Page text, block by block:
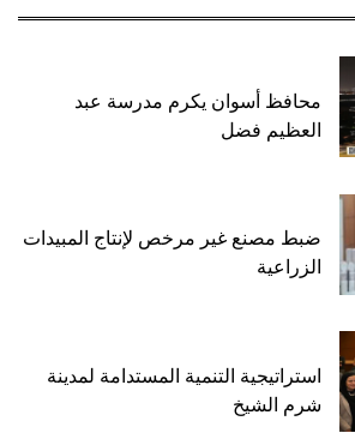
محافظ أسوان يكرم مدرسة عبد
العظيم فضل
ضبط مصنع غير مرخص لإنتاج المبيدات
الزراعية
استراتيجية التنمية المستدامة لمدينة
شرم الشيخ